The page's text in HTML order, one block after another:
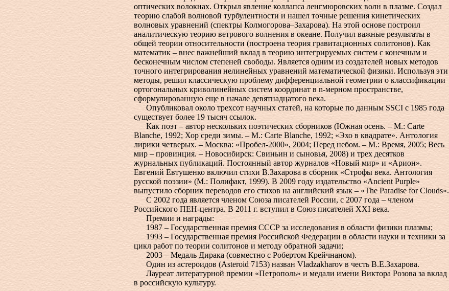
оптических волокнах. Открыл явление коллапса ленгмюровских волн в плазме. Создал
теорию слабой волновой турбулентности и нашел точные решения кинетических
волновых уравнений (спектры Колмогорова–Захарова). На этой основе построил
аналитическую теорию ветрового волнения в океане. Получил важные результаты в
общей теории относительности (построена теория гравитационных солитонов). Как
математик – внес важнейший вклад в теорию интегрируемых систем с конечным и
бесконечным числом степеней свободы. Является одним из создателей новых методов
точного интегрирования нелинейных уравнений математической физики. Используя эти
методы, решил классическую проблему дифференциальной геометрии о классификации
ортогональных криволинейных систем координат в n-мерном пространстве,
сформулированную еще в начале девятнадцатого века.
Опубликовал около трехсот научных статей, на которые по данным SSCI с 1985 года
существует более 19 тысяч ссылок.
Как поэт – автор нескольких поэтических сборников (Южная осень. – М.: Carte
Blanche, 1992; Хор среди зимы. – М.: Carte Blanche, 1992; «Эхо в квадрате». Антология
лирики четверых. – Москва: «Пробел-2000», 2004; Перед небом. – М.: Время, 2005; Весь
мир – провинция. – Новосибирск: Свиньин и сыновья, 2008) и трех десятков
журнальных публикаций. Постоянный автор журналов «Новый мир» и «Арион».
Евгений Евтушенко включил стихи В.Захарова в сборник «Строфы века. Антология
русской поэзии» (М.: Полифакт, 1999). В 2009 году издательство «Ancient Purple»
выпустило сборник переводов его стихов на английский язык – «The Paradise for Clouds».
С 2002 года является членом Союза писателей России, с 2007 года – членом
Российского ПЕН-центра. В 2011 г. вступил в Союз писателей XXI века.
Премии и награды:
1987 – Государственная премия СССР за исследования в области физики плазмы;
1993 – Государственная премия Российской Федерации в области науки и техники за
цикл работ по теории солитонов и методу обратной задачи;
2003 – Медаль Дирака (совместно с Робертом Крейчнаном).
Один из астероидов (Asteroid 7153) назван Vladzakharov в честь В.Е.Захарова.
Лауреат литературной премии «Петрополь» и медали имени Виктора Розова за вклад
в российскую культуру.